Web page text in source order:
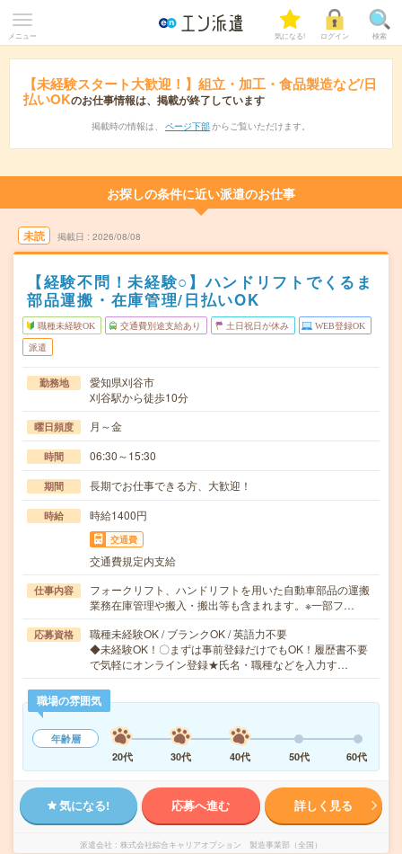
メニュー 気になる! ログイン 検索
【未経験スタート大歓迎！】組立・加工・食品製造など/日
払いOKのお仕事情報は、掲載が終了しています
掲載時の情報は、 ページ下部 からご覧いただけます。
お探しの条件に近い派遣のお仕事
未読 掲載日 2026/08/08
【経験不問！未経験○】ハンドリフトでくるま
部品運搬・在庫管理/日払いOK
職種未経験OK 交通費別途支給あり 土日祝日が休み WEB登録OK
派遣
勤務地
愛知県刈谷市
刈谷駅から徒歩10分
曜日頻度 月～金
時間 06:30～15:30
期間 長期でお仕事できる方、大歓迎！
時給 時給1400円
交通費
交通費規定内支給
仕事内容
フォークリフト、ハンドリフトを用いた自動車部品の運搬
業務在庫管理や搬入・搬出等も含まれます。※一部フ…
応募資格
職種未経験OK / ブランクOK / 英語力不要
◆未経験OK！〇まずは事前登録だけでもOK！履歴書不要
で気軽にオンライン登録★氏名・職種などを入力す…
職場の雰囲気
年齢層
20代
30代 40代 50代 60代
気になる! 応募へ進む 詳しく見る
派遣会社 株式会社綜合キャリアオプション 製造事業部（全国）